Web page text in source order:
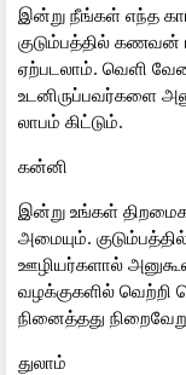
இன்று நீங்கள் எந்த
குடும்பத்தில்
ஏற்படலாம். வெளி
உடனிருப்பவர்களை
லாபம் கிட்டும்.
கன்னி
இன்று உங்கள்
அமையும்.
ஊழியர்களால்
வழக்குகளில் வெற்றி
நினைத்தது
துலாம்